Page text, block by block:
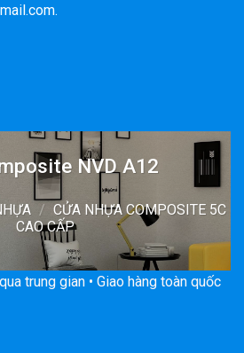
NVD A12
/ CỬA NHỰA COMPOSITE 5C
CAO CẤP
trung gian • Giao hàng toàn quốc